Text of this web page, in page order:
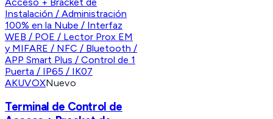
AKUVOXNuevo
Terminal de Control de